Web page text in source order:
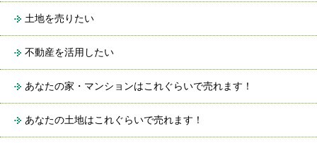
土地を売りたい
不動産を活用したい
あなたの家・マンションはこれぐらいで売れます！
あなたの土地はこれぐらいで売れます！